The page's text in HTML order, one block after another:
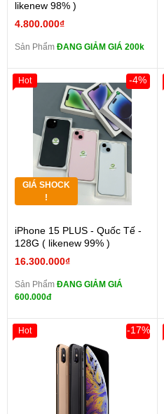
likenew 98% )
4.800.000₫
Sản Phẩm ĐANG GIẢM GIÁ 200k
GIÁ SHOCK
!
iPhone 15 PLUS - Quốc Tế -
128G ( likenew 99% )
16.300.000₫
-4%
Sản Phẩm ĐANG GIẢM GIÁ
600.000đ
Hot
-17%
Hot